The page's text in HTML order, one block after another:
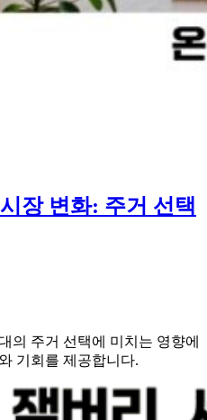
장 변화: 주거 선택
의 주거 선택에 미치는 영향에
기회를 제공합니다.